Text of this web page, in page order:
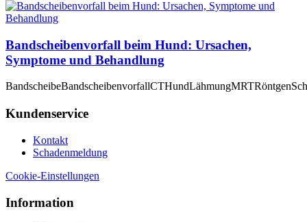
Bandscheibenvorfall beim Hund: Ursachen,
Symptome und Behandlung
BandscheibeBandscheibenvorfallCTHundLähmungMRTRöntgen
Kundenservice
Kontakt
Schadenmeldung
Cookie-Einstellungen
Information